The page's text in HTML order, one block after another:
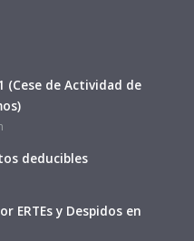
(Cese de Actividad de
deducibles
ERTEs y Despidos en